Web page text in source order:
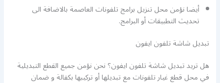
أيضا نؤمن محل تنزيل برامج تلفونات العاصمة بالاضافة الى
تحديث التطبيقات أو البرامج.
تبديل شاشة تلفون ايفون
هل تريد تبديل شاشة تلفون ايفون؟ نحن نؤمن جميع القطع التبديلية
في محل قطع غيار تلفونات مع تبديلها أو تركيبها بكفالة و ضمان